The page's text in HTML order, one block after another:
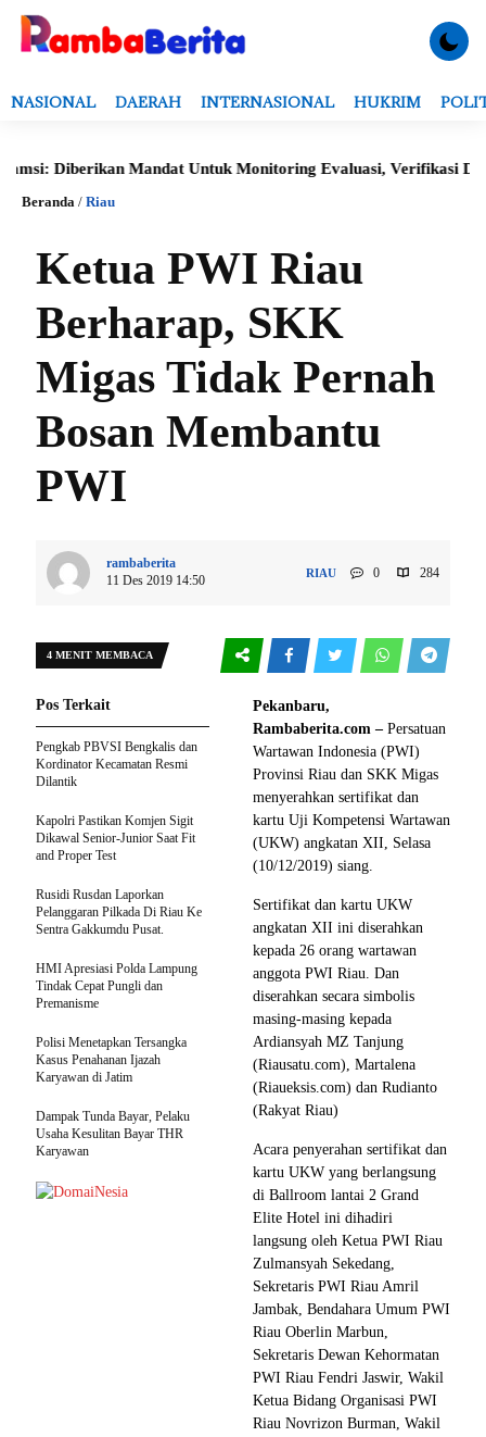
NASIONAL DAERAH INTERNASIONAL HUKRIM
Mandat Untuk Monitoring Evaluasi, Verifikasi Data
Beranda / Riau
Ketua PWI Riau
Berharap, SKK
Migas Tidak Pernah
Bosan Membantu
PWI
rambaberita
11 Des 2019 14:50
RIAU 0 284
4 MENIT MEMBACA
Pekanbaru,
Rambaberita.com – Persatuan
Wartawan Indonesia (PWI)
Provinsi Riau dan SKK Migas
menyerahkan sertifikat dan
kartu Uji Kompetensi Wartawan
(UKW) angkatan XII, Selasa
(10/12/2019) siang.
Sertifikat dan kartu UKW
angkatan XII ini diserahkan
kepada 26 orang wartawan
anggota PWI Riau. Dan
diserahkan secara simbolis
masing-masing kepada
Ardiansyah MZ Tanjung
(Riausatu.com), Martalena
(Riaueksis.com) dan Rudianto
(Rakyat Riau)
Acara penyerahan sertifikat dan
kartu UKW yang berlangsung
di Ballroom lantai 2 Grand
Elite Hotel ini dihadiri
langsung oleh Ketua PWI Riau
Zulmansyah Sekedang,
Sekretaris PWI Riau Amril
Jambak, Bendahara Umum PWI
Riau Oberlin Marbun,
Sekretaris Dewan Kehormatan
PWI Riau Fendri Jaswir, Wakil
Ketua Bidang Organisasi PWI
Riau Novrizon Burman, Wakil
Pos Terkait
Pengkab PBVSI Bengkalis dan
Kordinator Kecamatan Resmi
Dilantik
Kapolri Pastikan Komjen Sigit
Dikawal Senior-Junior Saat Fit
and Proper Test
Rusidi Rusdan Laporkan
Pelanggaran Pilkada Di Riau Ke
Sentra Gakkumdu Pusat.
HMI Apresiasi Polda Lampung
Tindak Cepat Pungli dan
Premanisme
Polisi Menetapkan Tersangka
Kasus Penahanan Ijazah
Karyawan di Jatim
Dampak Tunda Bayar, Pelaku
Usaha Kesulitan Bayar THR
Karyawan